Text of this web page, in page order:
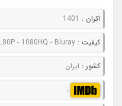
اکران : 1401
کيفيت :480P - 720P - 1080P - 1080HQ - Bluray
کشور : ایران
: